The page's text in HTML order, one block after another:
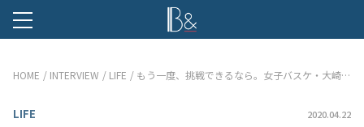
HOME INTERVIEW LIFE もう一度、挑戦できるなら。女子バスケ・大崎佑圭が感じた産後復帰の壁
LIFE 2020.04.22